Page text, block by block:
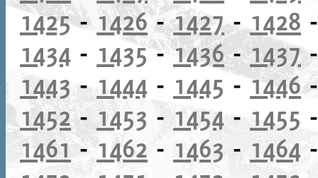
1425- 1426-1427- 1428
1434 - 1435-1436-1437
1443 - 1444 - 1445 -1446
1452- 1453 - 1454 - 1455
1461-1462 - 1463 - 1464